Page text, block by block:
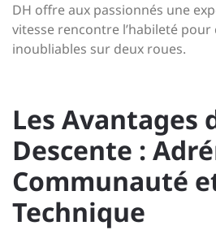
DH offre aux passionnés une
vitesse rencontre l’habileté
inoubliables sur deux roues.
Les Avantages
Descente :
Communauté
Technique